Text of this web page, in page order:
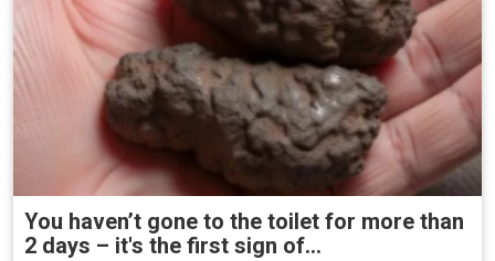
You haven’t gone to the toilet for more than
2 days – it's the first sign of...